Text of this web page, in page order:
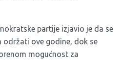
partije izjavio je da se
održati ove godine, dok se
mogućnost za